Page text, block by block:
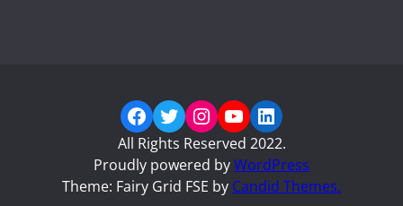
Facebook
Twitter
Instagram
YouTube
LinkedIn
All Rights Reserved 2022.
Proudly powered byWordPress
Theme: Fairy Grid FSE by Candid Themes.